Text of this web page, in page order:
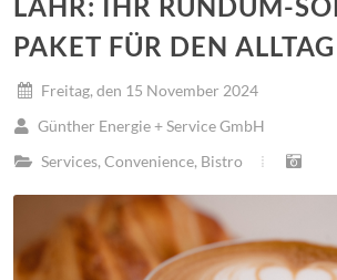
PAKET FÜR DEN ALLTAG
Freitag, den 15 November 2024
Günther Energie + Service GmbH
Services, Convenience, Bistro